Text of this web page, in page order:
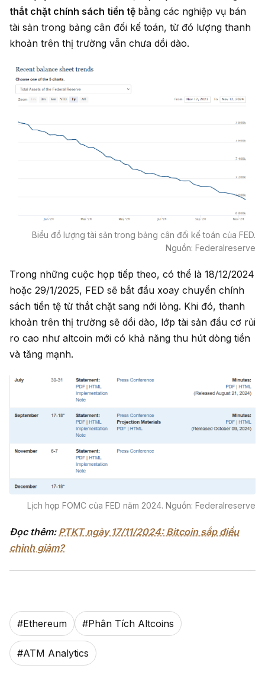
thắt chặt chính sách tiền tệ bằng các nghiệp vụ bán
tài sản trong bảng cân đối kế toán, từ đó lượng thanh
khoản trên thị trường vẫn chưa dồi dào.
Biểu đồ lượng tài sản trong bảng cân đối kế toán của FED.
Nguồn: Federalreserve
Trong những cuộc họp tiếp theo, có thể là 18/12/2024
hoặc 29/1/2025, FED sẽ bắt đầu xoay chuyển chính
sách tiền tệ từ thắt chặt sang nới lỏng. Khi đó, thanh
khoản trên thị trường sẽ dồi dào, lớp tài sản đầu cơ rủi
ro cao như altcoin mới có khả năng thu hút dòng tiền
và tăng mạnh.
Lịch họp FOMC của FED năm 2024. Nguồn: Federalreserve
Đọc thêm: PTKT ngày 17/11/2024: Bitcoin sắp điều
chỉnh giảm?
#Ethereum #Phân Tích Altcoins
#ATM Analytics